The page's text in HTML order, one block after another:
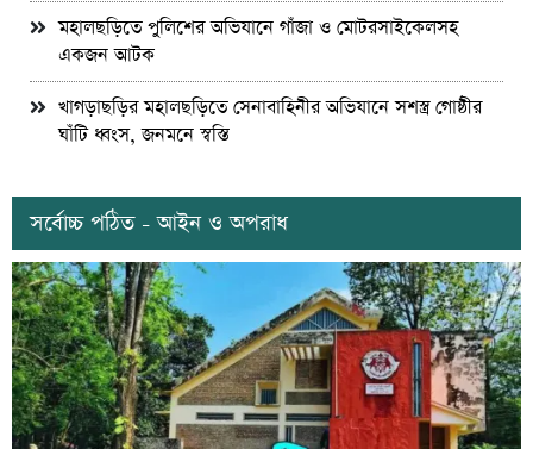
মহালছড়িতে পুলিশের অভিযানে গাঁজা ও মোটরসাইকেলসহ
একজন আটক
খাগড়াছড়ির মহালছড়িতে সেনাবাহিনীর অভিযানে সশস্ত্র গোষ্ঠীর
ঘাঁটি ধ্বংস, জনমনে স্বস্তি
সর্বোচ্চ পঠিত - আইন ও অপরাধ